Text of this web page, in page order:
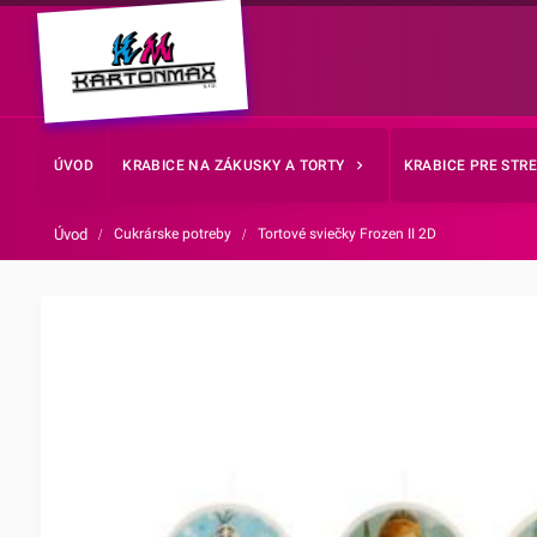
ÚVOD KRABICE NA ZÁKUSKY A TORTY KRABICE PRE
Úvod / Cukrárske potreby / Tortové sviečky Frozen II 2D